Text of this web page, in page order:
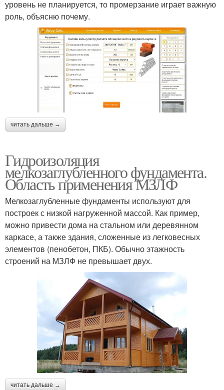
уровень не планируется, то промерзание играет важную
роль, объясню почему.
читать дальше →
Гидроизоляция
мелкозаглубленного фундамента.
Область применения МЗЛФ
Мелкозаглубленные фундаменты используют для
построек с низкой нагруженной массой. Как пример,
можно привести дома на стальном или деревянном
каркасе, а также здания, сложенные из легковесных
элементов (пенобетон, ПКБ). Обычно этажность
строений на МЗЛФ не превышает двух.
читать дальше →